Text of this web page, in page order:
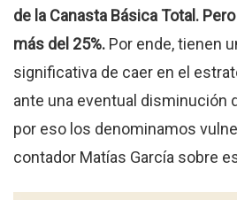
de la Canasta Básica Total.
más del 25%. Por ende, tienen
significativa de caer en el
ante una eventual disminución
por eso los denominamos
contador Matías García sobre